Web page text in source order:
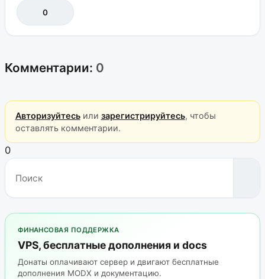
0
Комментарии: 0
Авторизуйтесьили зарегистрируйтесь, чтобы
оставлять комментарии.
0
ФИНАНСОВАЯ ПОДДЕРЖКА
VPS, бесплатные дополнения и docs
Донаты оплачивают сервер и двигают бесплатные
дополнения MODX и документацию.